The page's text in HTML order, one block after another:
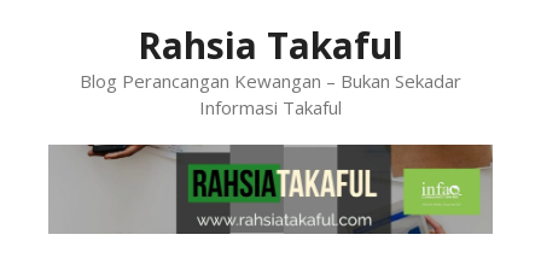
Rahsia Takaful
Blog Perancangan Kewangan – Bukan Sekadar
Informasi Takaful